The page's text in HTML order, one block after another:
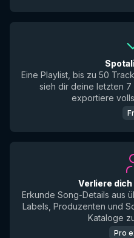
Eine Playlist, bis zu 50
sieh dir deine letzten 7
exportiere
Verliere
Erkunde Song-Details aus
Labels, Produzenten und
Kataloge
Pro